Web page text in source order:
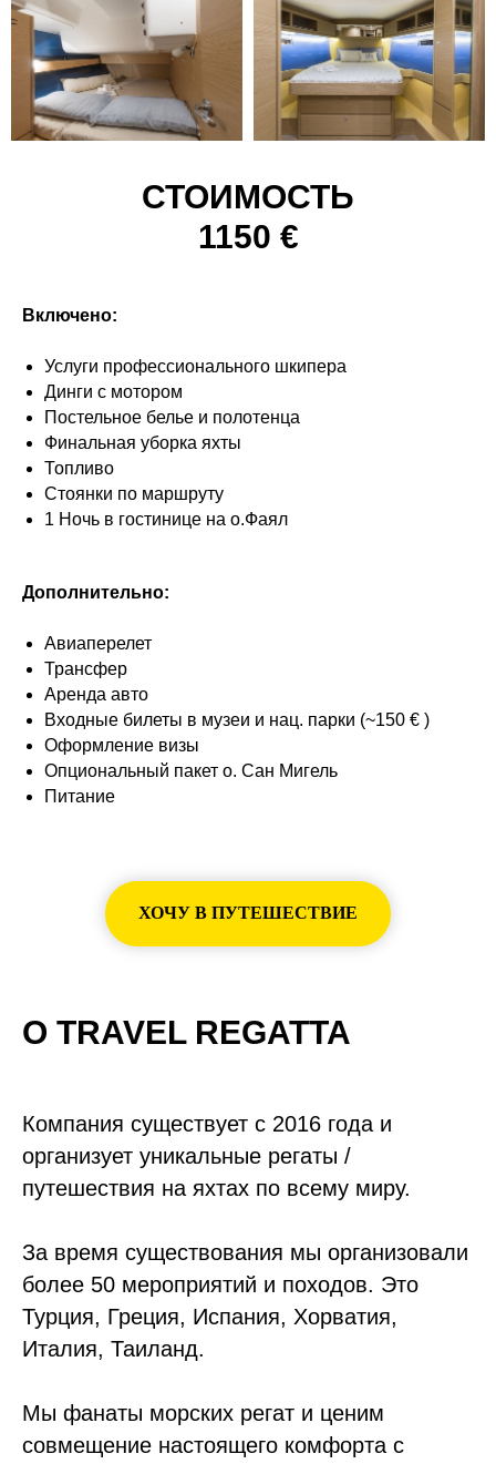
СТОИМОСТЬ
1150 €
Включено:
Услуги профессионального шкипера
Динги с мотором
Постельное белье и полотенца
Финальная уборка яхты
Топливо
Стоянки по маршруту
1 Ночь в гостинице на о.Фаял
Дополнительно:
Авиаперелет
Трансфер
Аренда авто
Входные билеты в музеи и нац. парки (~150 € )
Оформление визы
Опциональный пакет о. Сан Мигель
Питание
ХОЧУ В ПУТЕШЕСТВИЕ
О TRAVEL REGATTA
Компания существует с 2016 года и
организует уникальные регаты /
путешествия на яхтах по всему миру.
За время существования мы организовали
более 50 мероприятий и походов. Это
Турция, Греция, Испания, Хорватия,
Италия, Таиланд.
Мы фанаты морских регат и ценим
совмещение настоящего комфорта с